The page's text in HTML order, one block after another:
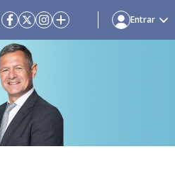
Entrar